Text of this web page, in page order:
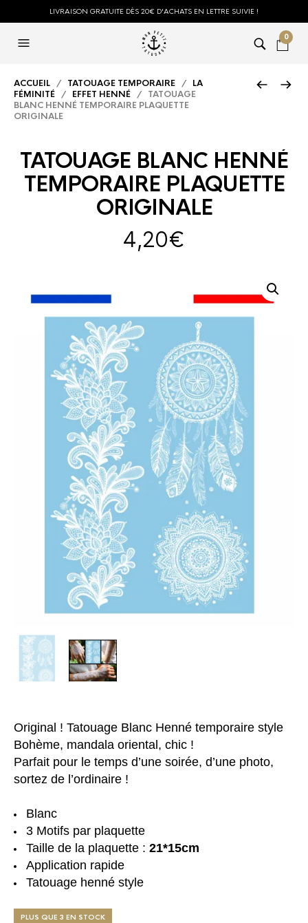
LIVRAISON GRATUITE DÈS 20€ D'ACHATS EN LETTRE SUIVIE !
0
ACCUEIL / TATOUAGE TEMPORAIRE / LA
FÉMINITÉ / EFFET HENNÉ / TATOUAGE
BLANC HENNÉ TEMPORAIRE PLAQUETTE
ORIGINALE
TATOUAGE BLANC HENNÉ
TEMPORAIRE PLAQUETTE
ORIGINALE
4,20€
Original ! Tatouage Blanc Henné temporaire style
Bohème, mandala oriental, chic !
Parfait pour le temps d’une soirée, d’une photo,
sortez de l’ordinaire !
Blanc
3 Motifs par plaquette
Taille de la plaquette : 21*15cm
Application rapide
Tatouage henné style
PLUS QUE 3 EN STOCK